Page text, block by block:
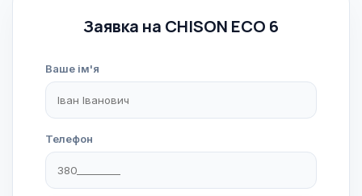
Заявка на CHISON ECO 6
Ваше ім'я
Телефон